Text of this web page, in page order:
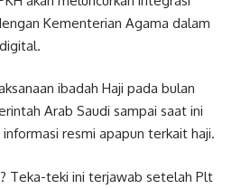
Kementerian Agama dalam
ibadah Haji pada bulan
Arab Saudi sampai saat ini
resmi apapun terkait haji.
Teka-teki ini terjawab setelah Plt